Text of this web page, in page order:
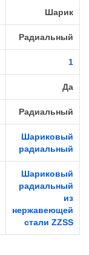
Шарик
Радиальный
1
Да
Радиальный
Шариковый
радиальный
Шариковый
радиальный
из
нержавеющей
стали ZZSS